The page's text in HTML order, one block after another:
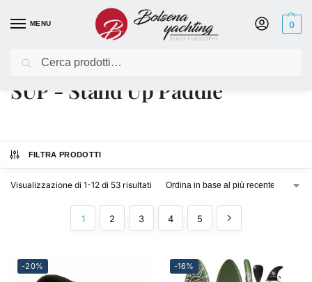
MENU 0
Home / SUP - Stand Up Paddle
SUP - Stand Up Paddle
FILTRA PRODOTTI
Visualizzazione di 1-12 di 53 risultati
1 2 3 4 5
-20% -16%